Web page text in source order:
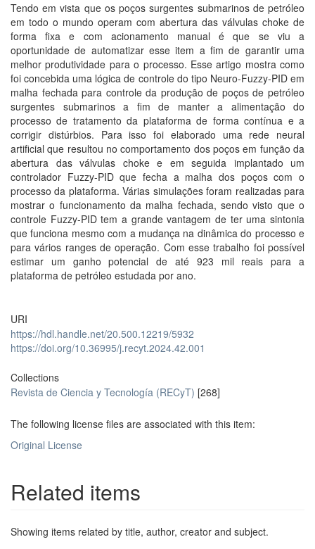
Tendo em vista que os poços surgentes submarinos de petróleo
em todo o mundo operam com abertura das válvulas choke de
forma fixa e com acionamento manual é que se viu a
oportunidade de automatizar esse item a fim de garantir uma
melhor produtividade para o processo. Esse artigo mostra como
foi concebida uma lógica de controle do tipo Neuro-Fuzzy-PID em
malha fechada para controle da produção de poços de petróleo
surgentes submarinos a fim de manter a alimentação do
processo de tratamento da plataforma de forma contínua e a
corrigir distúrbios. Para isso foi elaborado uma rede neural
artificial que resultou no comportamento dos poços em função da
abertura das válvulas choke e em seguida implantado um
controlador Fuzzy-PID que fecha a malha dos poços com o
processo da plataforma. Várias simulações foram realizadas para
mostrar o funcionamento da malha fechada, sendo visto que o
controle Fuzzy-PID tem a grande vantagem de ter uma sintonia
que funciona mesmo com a mudança na dinâmica do processo e
para vários ranges de operação. Com esse trabalho foi possível
estimar um ganho potencial de até 923 mil reais para a
plataforma de petróleo estudada por ano.
URI
https://hdl.handle.net/20.500.12219/5932
https://doi.org/10.36995/j.recyt.2024.42.001
Collections
Revista de Ciencia y Tecnología (RECyT) [268]
The following license files are associated with this item:
Original License
Related items
Showing items related by title, author, creator and subject.